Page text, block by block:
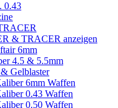
0.43
& TRACER anzeigen
6mm
4.5 & 5.5mm
Gelblaster
6mm Waffen
0.43 Waffen
0.50 Waffen